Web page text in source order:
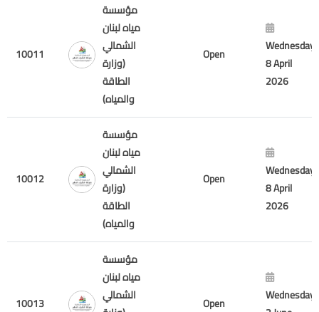
10011
مؤسسة
مياه لبنان
الشمالي
(وزارة
الطاقة
والمياه)
Open
Wednesday
8 April
2026
10012
مؤسسة
مياه لبنان
الشمالي
(وزارة
الطاقة
والمياه)
Open
Wednesday
8 April
2026
10013
مؤسسة
مياه لبنان
الشمالي
Open
Wednesday